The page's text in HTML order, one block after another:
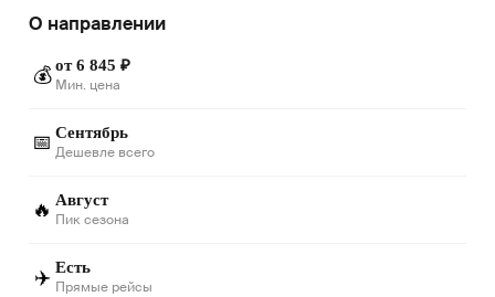
О направлении
💰 от 6 845 ₽
Мин. цена
📅 Сентябрь
Дешевле всего
🔥 Август
Пик сезона
✈️ Есть
Прямые рейсы